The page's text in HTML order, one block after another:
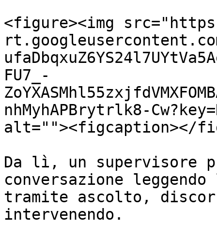
<figure><img
FU7_-
nhMyhAPBrytrlk8-
alt=""><figcaption></
Da lì, un supervisore
conversazione
tramite ascolto,
intervenendo.